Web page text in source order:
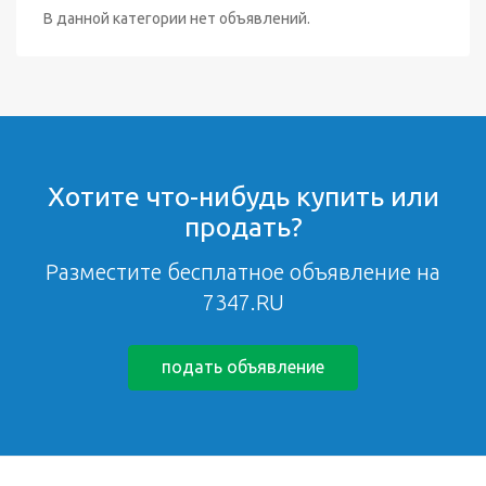
В данной категории нет объявлений.
Хотите что-нибудь купить или
продать?
Разместите бесплатное объявление на
7347.RU
подать объявление